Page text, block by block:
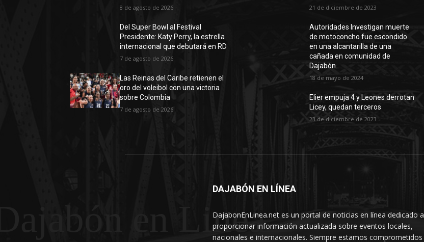
8 de agosto de 2026
Del Super Bowl al Festival
Presidente: Katy Perry, la estrella
internacional que debutará en RD
7 de agosto de 2026
Las Reinas del Caribe retienen el
oro del voleibol con una victoria
sobre Colombia
7 de agosto de 2026
21 de diciembre de 2023
Autoridades Investigan muerte
de motoconcho fue escondido
en una alcantarilla de una
cañada en comunidad de
Dajabón.
18 de mayo de 2024
Elier empuja 4 y Leones derrotan
Licey, quedan terceros
23 de diciembre de 2023
en Linea
DAJABÓN EN LÍNEA
DajabonEnLinea.net es un portal de noticias en línea dedicado a
proporcionar información actualizada sobre eventos locales,
nacionales e internacionales. Siempre estamos comprometidos